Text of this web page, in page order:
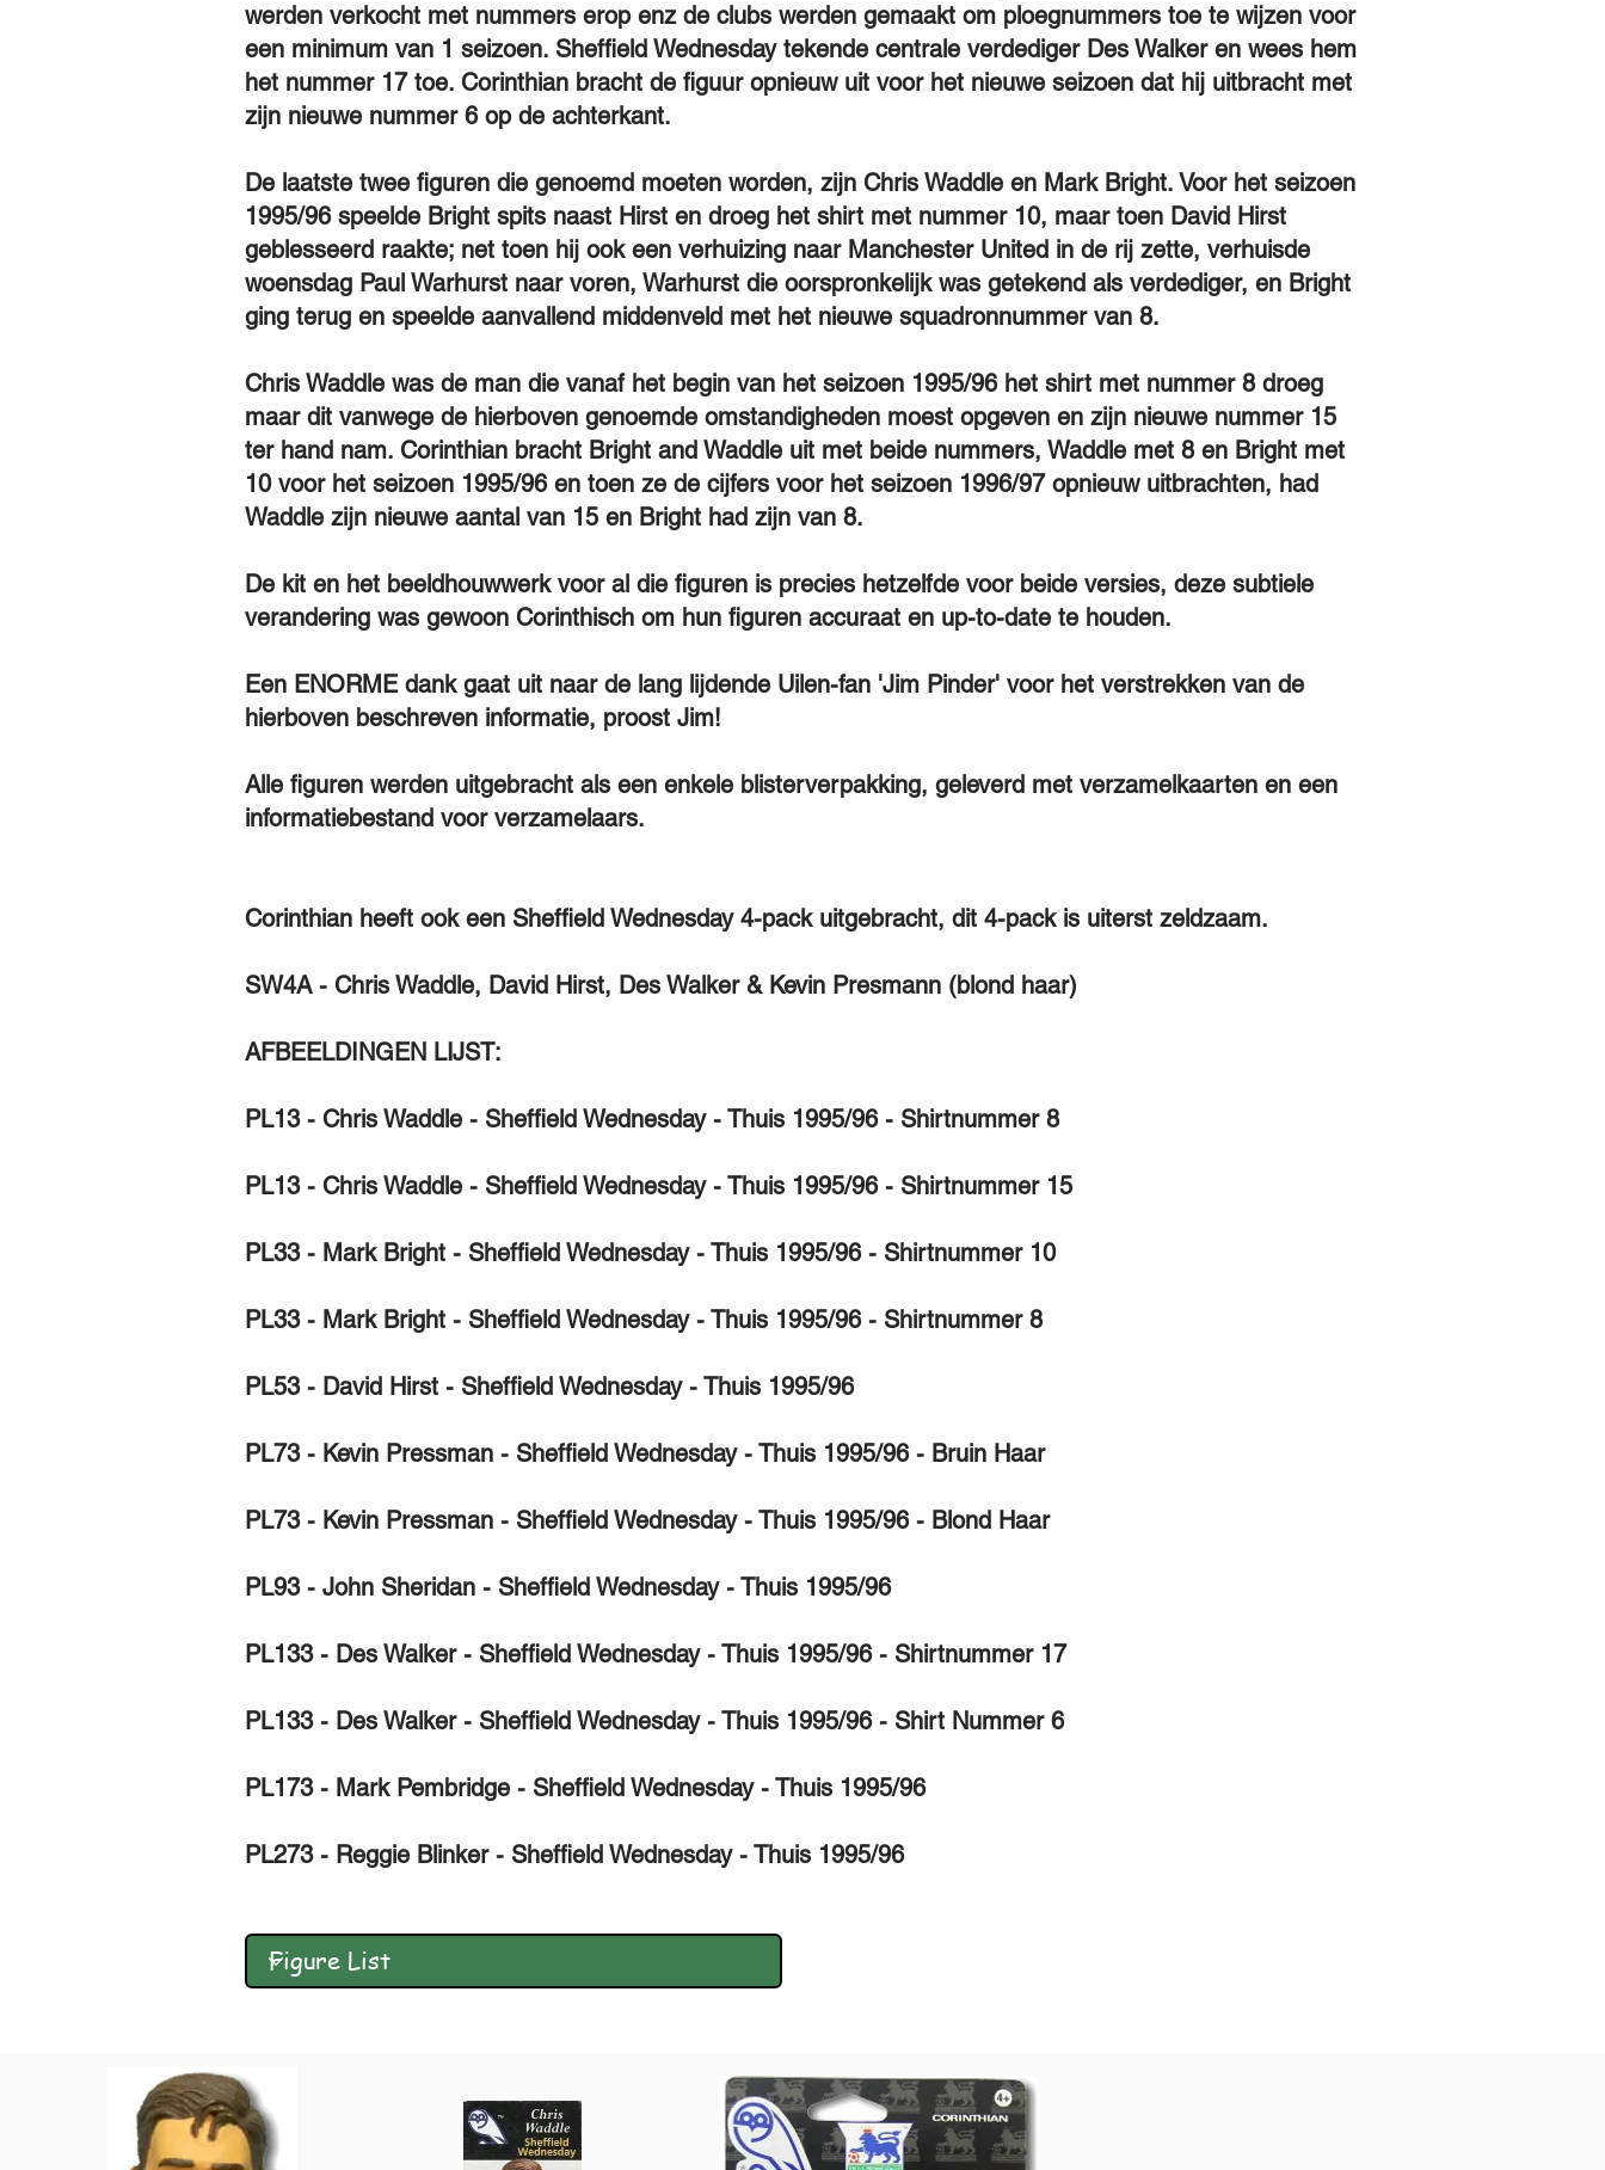
werden verkocht met nummers erop enz de clubs werden gemaakt om ploegnummers toe te wijzen voor
een minimum van 1 seizoen. Sheffield Wednesday tekende centrale verdediger Des Walker en wees hem
het nummer 17 toe. Corinthian bracht de figuur opnieuw uit voor het nieuwe seizoen dat hij uitbracht met
zijn nieuwe nummer 6 op de achterkant.
De laatste twee figuren die genoemd moeten worden, zijn Chris Waddle en Mark Bright. Voor het seizoen
1995/96 speelde Bright spits naast Hirst en droeg het shirt met nummer 10, maar toen David Hirst
geblesseerd raakte; net toen hij ook een verhuizing naar Manchester United in de rij zette, verhuisde
woensdag Paul Warhurst naar voren, Warhurst die oorspronkelijk was getekend als verdediger, en Bright
ging terug en speelde aanvallend middenveld met het nieuwe squadronnummer van 8.
Chris Waddle was de man die vanaf het begin van het seizoen 1995/96 het shirt met nummer 8 droeg
maar dit vanwege de hierboven genoemde omstandigheden moest opgeven en zijn nieuwe nummer 15
ter hand nam. Corinthian bracht Bright and Waddle uit met beide nummers, Waddle met 8 en Bright met
10 voor het seizoen 1995/96 en toen ze de cijfers voor het seizoen 1996/97 opnieuw uitbrachten, had
Waddle zijn nieuwe aantal van 15 en Bright had zijn van 8.
De kit en het beeldhouwwerk voor al die figuren is precies hetzelfde voor beide versies, deze subtiele
verandering was gewoon Corinthisch om hun figuren accuraat en up-to-date te houden.
Een ENORME dank gaat uit naar de lang lijdende Uilen-fan 'Jim Pinder' voor het verstrekken van de
hierboven beschreven informatie, proost Jim!
Alle figuren werden uitgebracht als een enkele blisterverpakking, geleverd met verzamelkaarten en een
informatiebestand voor verzamelaars.
Corinthian heeft ook een Sheffield Wednesday 4-pack uitgebracht, dit 4-pack is uiterst zeldzaam.
SW4A - Chris Waddle, David Hirst, Des Walker & Kevin Presmann (blond haar)
AFBEELDINGEN LIJST:
PL13 - Chris Waddle - Sheffield Wednesday - Thuis 1995/96 - Shirtnummer 8
PL13 - Chris Waddle - Sheffield Wednesday - Thuis 1995/96 - Shirtnummer 15
PL33 - Mark Bright - Sheffield Wednesday - Thuis 1995/96 - Shirtnummer 10
PL33 - Mark Bright - Sheffield Wednesday - Thuis 1995/96 - Shirtnummer 8
PL53 - David Hirst - Sheffield Wednesday - Thuis 1995/96
PL73 - Kevin Pressman - Sheffield Wednesday - Thuis 1995/96 - Bruin Haar
PL73 - Kevin Pressman - Sheffield Wednesday - Thuis 1995/96 - Blond Haar
PL93 - John Sheridan - Sheffield Wednesday - Thuis 1995/96
PL133 - Des Walker - Sheffield Wednesday - Thuis 1995/96 - Shirtnummer 17
PL133 - Des Walker - Sheffield Wednesday - Thuis 1995/96 - Shirt Nummer 6
PL173 - Mark Pembridge - Sheffield Wednesday - Thuis 1995/96
PL273 - Reggie Blinker - Sheffield Wednesday - Thuis 1995/96